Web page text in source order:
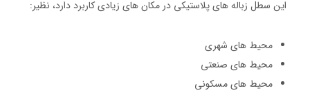
این سطل زباله های پلاستیکی در مکان های زیادی کاربرد دارد، نظیر:
محیط های شهری
محیط های صنعتی
محیط های مسکونی